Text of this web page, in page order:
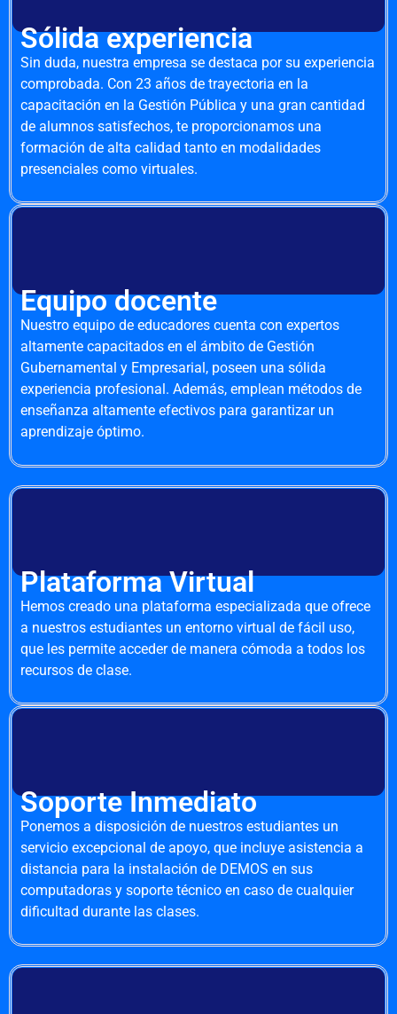
Sólida experiencia
Sin duda, nuestra empresa se destaca por su experiencia
comprobada. Con 23 años de trayectoria en la
capacitación en la Gestión Pública y una gran cantidad
de alumnos satisfechos, te proporcionamos una
formación de alta calidad tanto en modalidades
presenciales como virtuales.
Equipo docente
Nuestro equipo de educadores cuenta con expertos
altamente capacitados en el ámbito de Gestión
Gubernamental y Empresarial, poseen una sólida
experiencia profesional. Además, emplean métodos de
enseñanza altamente efectivos para garantizar un
aprendizaje óptimo.
Plataforma Virtual
Hemos creado una plataforma especializada que ofrece
a nuestros estudiantes un entorno virtual de fácil uso,
que les permite acceder de manera cómoda a todos los
recursos de clase.
Soporte Inmediato
Ponemos a disposición de nuestros estudiantes un
servicio excepcional de apoyo, que incluye asistencia a
distancia para la instalación de DEMOS en sus
computadoras y soporte técnico en caso de cualquier
dificultad durante las clases.